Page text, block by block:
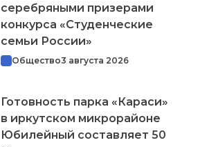
серебряными призерами
конкурса «Студенческие
семьи России»
Общество3 августа 2026
Готовность парка «Караси»
в иркутском микрорайоне
Юбилейный составляет 50